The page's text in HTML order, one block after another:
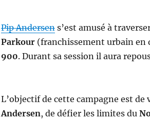
Pip Andersens’est amusé à
Parkour(franchissement urbain en
900. Durant sa session il aura
L’objectif de cette campagne est
Andersen, de défier les limites du